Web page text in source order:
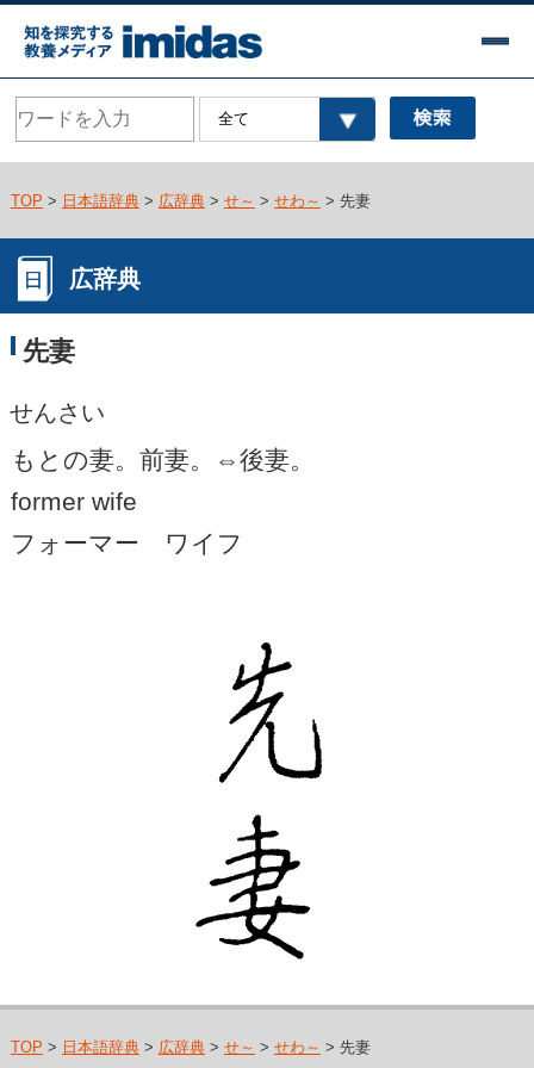
TOP > 日本語辞典> 広辞典> せ～ > せわ～ > 先妻
広辞典
先妻
せんさい
もとの妻。前妻。⇔後妻。
former wife
フォーマー ワイフ
TOP > 日本語辞典> 広辞典> せ～ > せわ～ > 先妻